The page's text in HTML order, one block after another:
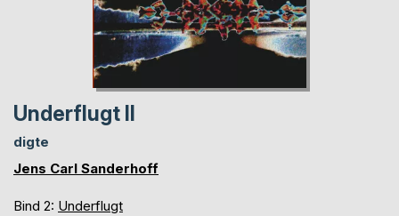
Underflugt II
digte
Jens Carl Sanderhoff
Bind 2: Underflugt